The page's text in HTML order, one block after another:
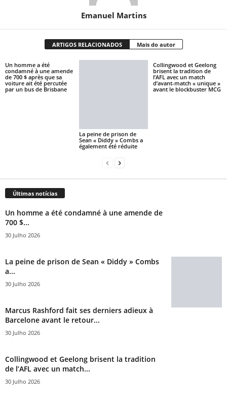
Emanuel Martins
ARTIGOS RELACIONADOS Mais do autor
Un homme a été
condamné à une amende
de 700 $ après que sa
voiture ait été percutée
par un bus de Brisbane
La peine de prison de
Sean « Diddy » Combs a
également été réduite
Collingwood et Geelong
brisent la tradition de
l’AFL avec un match
d’avant-match « unique »
avant le blockbuster MCG
Últimas notícias
Un homme a été condamné à une amende de
700 $...
30 Julho 2026
La peine de prison de Sean « Diddy » Combs
a...
30 Julho 2026
Marcus Rashford fait ses derniers adieux à
Barcelone avant le retour...
30 Julho 2026
Collingwood et Geelong brisent la tradition
de l’AFL avec un match...
30 Julho 2026